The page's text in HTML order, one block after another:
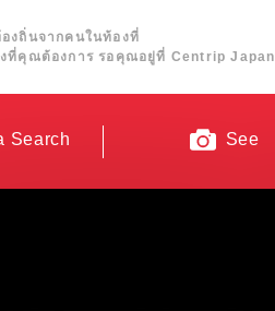
งถิ่นจากคนในท้องที่
ที่คุณต้องการ รอคุณอยู่ที่ Centrip Japan
Search See